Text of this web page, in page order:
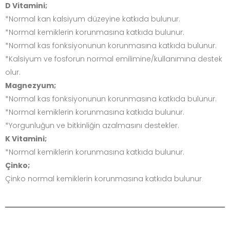
D Vitamini;
*Normal kan kalsiyum düzeyine katkıda bulunur.
*Normal kemiklerin korunmasına katkıda bulunur.
*Normal kas fonksiyonunun korunmasına katkıda bulunur.
*Kalsiyum ve fosforun normal emilimine/kullanımına destek
olur.
Magnezyum;
*Normal kas fonksiyonunun korunmasına katkıda bulunur.
*Normal kemiklerin korunmasına katkıda bulunur.
*Yorgunluğun ve bitkinliğin azalmasını destekler.
K Vitamini;
*Normal kemiklerin korunmasına katkıda bulunur.
Çinko;
Çinko normal kemiklerin korunmasına katkıda bulunur